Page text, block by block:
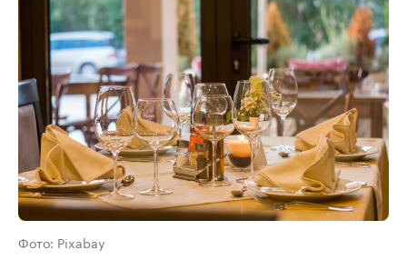
Фото: Pixabay